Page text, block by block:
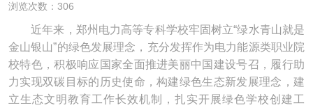
浏览次数：306
近年来，郑州电力高等专科学校牢固树立“绿水青山就是
金山银山”的绿色发展理念，充分发挥作为电力能源类职业院
校特色，积极响应国家全面推进美丽中国建设号召，履行助
力实现双碳目标的历史使命，构建绿色生态新发展理念，建
立生态文明教育工作长效机制，扎实开展绿色学校创建工